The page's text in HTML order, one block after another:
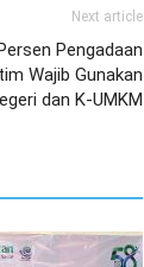
Next article
Pengadaan
Wajib Gunakan
dan K-UMKM